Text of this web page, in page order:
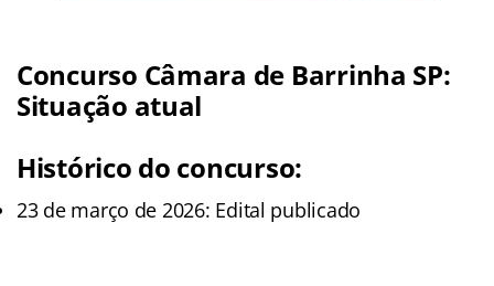
Concurso Câmara de Barrinha SP:
Situação atual
Histórico do concurso:
23 de março de 2026: Edital publicado